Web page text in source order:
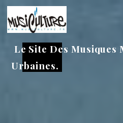
Aller
au
contenu
Le Site Des Musiques
Urbaines.